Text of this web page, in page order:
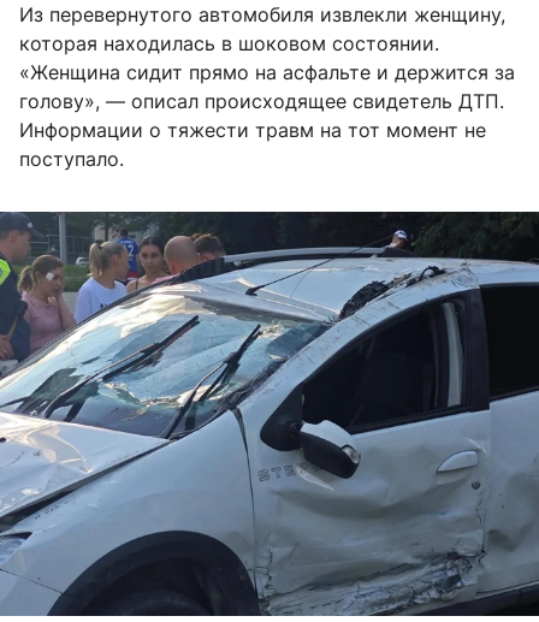
Из перевернутого автомобиля извлекли женщину,
которая находилась в шоковом состоянии.
«Женщина сидит прямо на асфальте и держится за
голову», — описал происходящее свидетель ДТП.
Информации о тяжести травм на тот момент не
поступало.